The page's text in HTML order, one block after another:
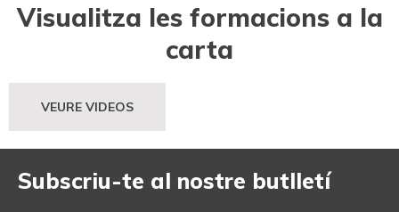
Visualitza les formacions a la
carta
VEURE VIDEOS
Subscriu-te al nostre butlletí